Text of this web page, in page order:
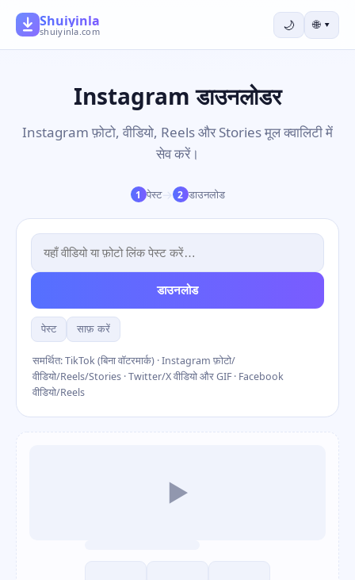
Shuiyinla
shuiyinla.com 🌙 🌐 ▾
Instagram डाउनलोडर
Instagram फ़ोटो, वीडियो, Reels और Stories मूल क्वालिटी में
सेव करें।
1 पेस्ट→ 2 डाउनलोड
डाउनलोड
पेस्ट साफ़ करें
समर्थित: TikTok (बिना वॉटरमार्क) · Instagram फ़ोटो/
वीडियो/Reels/Stories · Twitter/X वीडियो और GIF · Facebook
वीडियो/Reels
▶